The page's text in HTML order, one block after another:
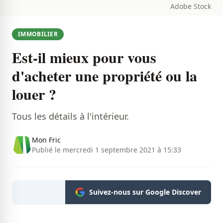
Adobe Stock
IMMOBILIER
Est-il mieux pour vous
d'acheter une propriété ou la
louer ?
Tous les détails à l'intérieur.
Mon Fric
Publié le mercredi 1 septembre 2021 à 15:33
Suivez-nous sur Google Discover